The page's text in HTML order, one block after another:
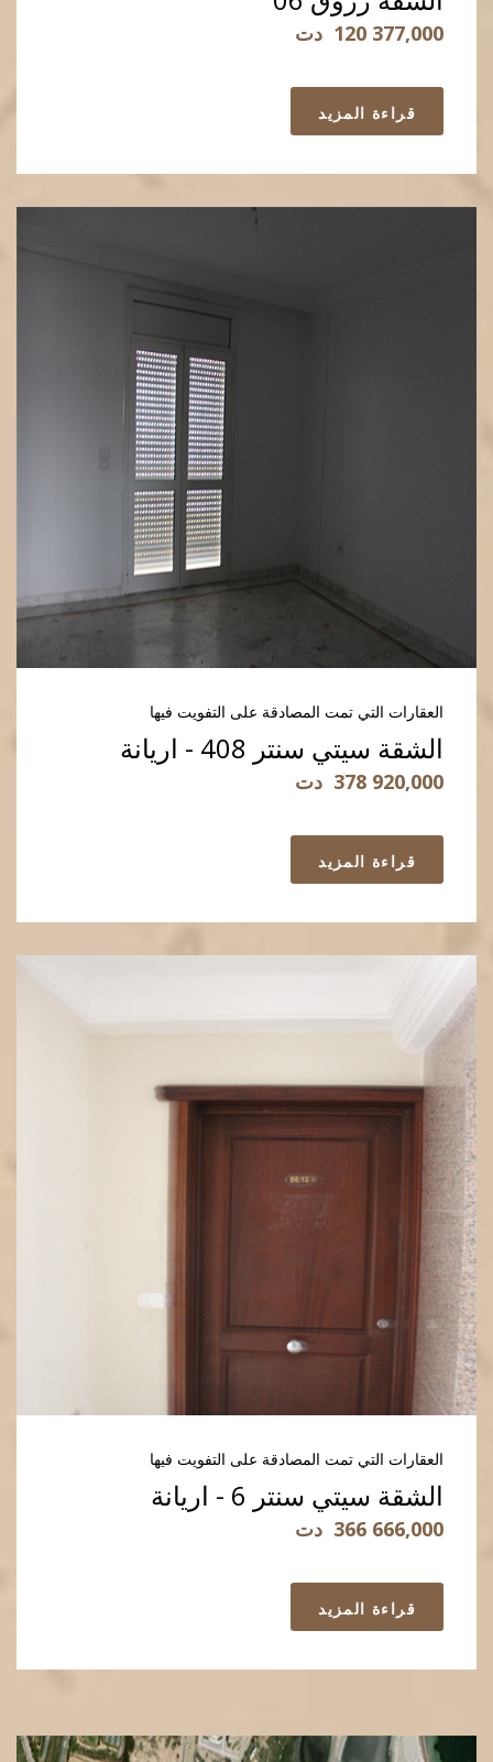
120 377,000 دت
قراءة المزيد
العقارات التي تمت المصادقة على التفويت فيها
الشقة سيتي سنتر 408 - اريانة
378 920,000 دت
قراءة المزيد
العقارات التي تمت المصادقة على التفويت فيها
الشقة سيتي سنتر 6 - اريانة
366 666,000 دت
قراءة المزيد